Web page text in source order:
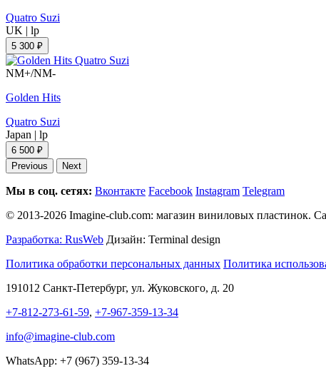
Quatro Suzi
UK | lp
5 300 ₽
NM+/NM-
Golden Hits
Quatro Suzi
Japan | lp
6 500 ₽
Previous
Next
Мы в соц. сетях: Вконтакте Facebook Instagram Telegram
© 2013-2026 Imagine-club.com: магазин виниловых пластинок.
Разработка: RusWeb Дизайн: Terminal design
Политика обработки персональных данных Политика
191012 Санкт-Петербург, ул. Жуковского, д. 20
+7-812-273-61-59, +7-967-359-13-34
info@imagine-club.com
WhatsApp: +7 (967) 359-13-34